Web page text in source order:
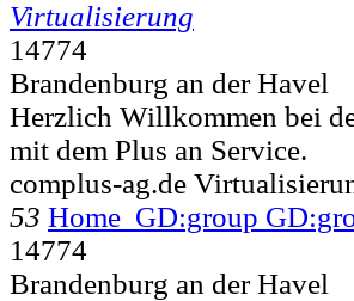
Virtualisierung
14774
Brandenburg an der Havel
Herzlich Willkommen bei
mit dem Plus an Service.
complus-ag.de
53 Home GD:group
14774
Brandenburg an der Havel